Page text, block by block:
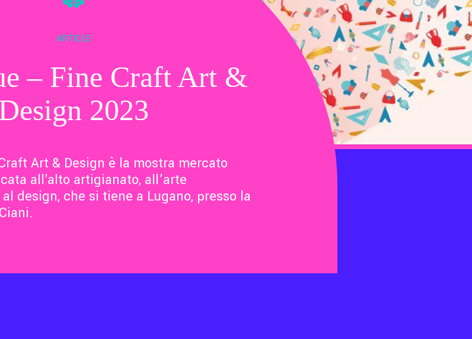
ARTICLE
– Fine Craft Art &
2023
Art & Design è la mostra mercato
all'alto artigianato, all’arte
design, che si tiene a Lugano, presso la